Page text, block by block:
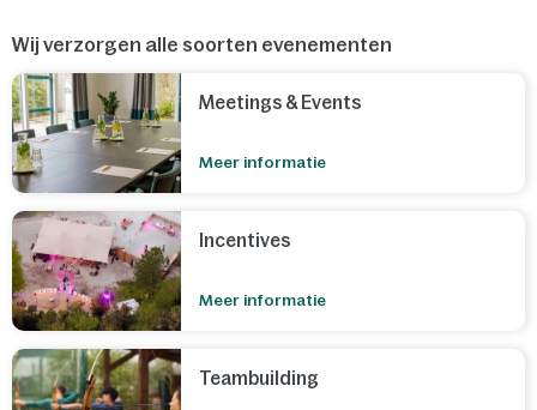
Wij verzorgen alle soorten evenementen
Meetings & Events
Meer informatie
Incentives
Meer informatie
Teambuilding